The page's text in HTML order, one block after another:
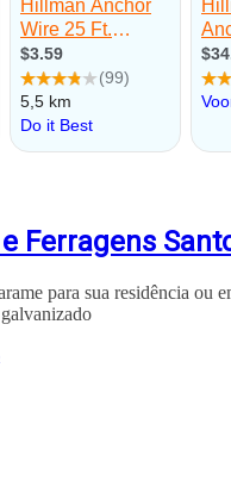
Ferragens
para sua residência ou